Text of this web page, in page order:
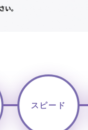
スピード